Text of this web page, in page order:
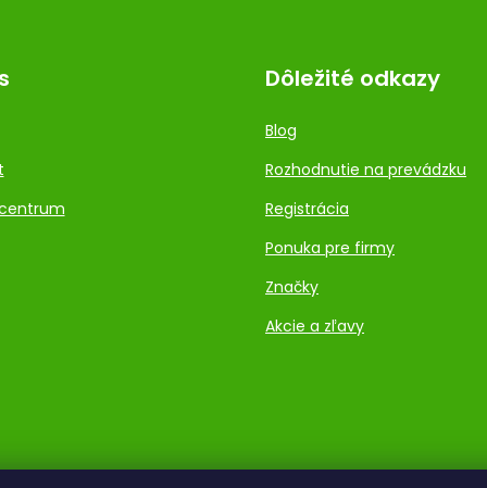
Dôležité odkazy
Blog
Rozhodnutie na prevádzku
Registrácia
Ponuka pre firmy
Značky
Akcie a zľavy